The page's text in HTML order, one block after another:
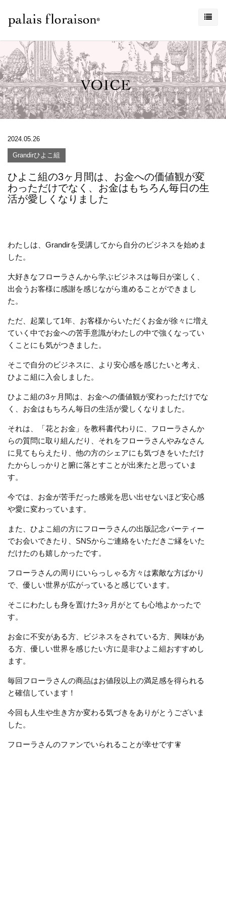
2024.05.26
Grandirひよこ組
ひよこ組の3ヶ月間は、お金への価値観が変
わっただけでなく、お金はもちろん毎日の生
活が愛しくなりました
わたしは、Grandirを受講してから自分のビジネスを始めま
した。
大好きなフローラさんから学ぶビジネスは毎日が楽しく、
出会うお客様に感謝を感じながら進めることができまし
た。
ただ、起業して1年、お客様からいただくお金が徐々に増え
ていく中でお金への苦手意識がわたしの中で強くなってい
くことにも気がつきました。
そこで自分のビジネスに、より安心感を感じたいと考え、
ひよこ組に入会しました。
ひよこ組の3ヶ月間は、お金への価値観が変わっただけでな
く、お金はもちろん毎日の生活が愛しくなりました。
それは、「花とお金」を教科書代わりに、フローラさんか
らの質問に取り組んだり、それをフローラさんやみなさん
に見てもらえたり、他の方のシェアにも気づきをいただけ
たからしっかりと腑に落とすことが出来たと思っていま
す。
今では、お金が苦手だった感覚を思い出せないほど安心感
や愛に変わっています。
また、ひよこ組の方にフローラさんの出版記念パーティー
でお会いできたり、SNSからご連絡をいただきご縁をいた
だけたのも嬉しかったです。
フローラさんの周りにいらっしゃる方々は素敵な方ばかり
で、優しい世界が広がっていると感じています。
そこにわたしも身を置けた3ヶ月がとても心地よかったで
す。
お金に不安がある方、ビジネスをされている方、興味があ
る方、優しい世界を感じたい方に是非ひよこ組おすすめし
ます。
毎回フローラさんの商品はお値段以上の満足感を得られる
と確信しています！
今回も人生や生き方か変わる気づきをありがとうございま
した。
フローラさんのファンでいられることが幸せです🧚